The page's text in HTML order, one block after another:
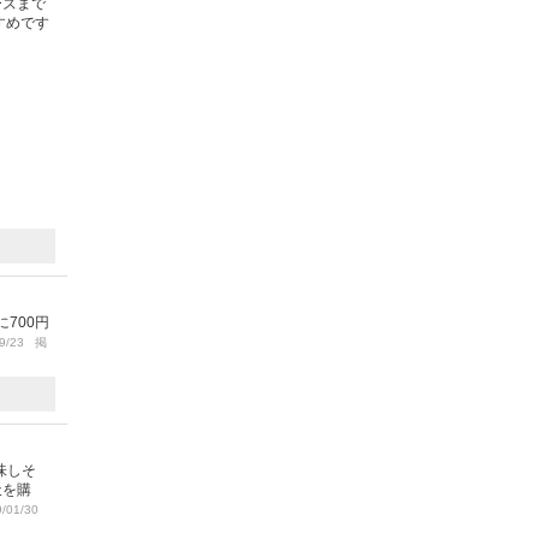
まで
めです
700円
23 掲
しそ
購
01/30